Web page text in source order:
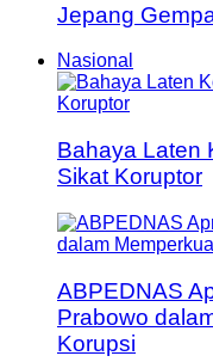
Jepang
Nasional
Bahaya Laten
Sikat Koruptor
ABPEDNAS
Prabowo
Korupsi